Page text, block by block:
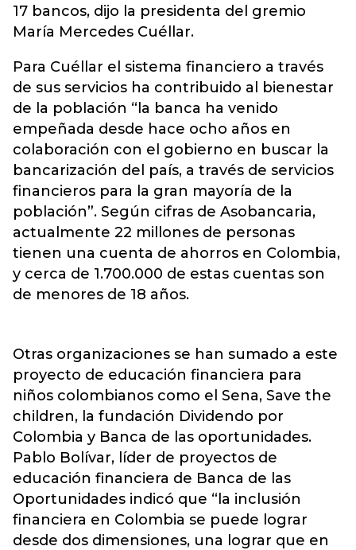
17 bancos, dijo la presidenta del gremio
María Mercedes Cuéllar.
Para Cuéllar el sistema financiero a través
de sus servicios ha contribuido al bienestar
de la población “la banca ha venido
empeñada desde hace ocho años en
colaboración con el gobierno en buscar la
bancarización del país, a través de servicios
financieros para la gran mayoría de la
población”. Según cifras de Asobancaria,
actualmente 22 millones de personas
tienen una cuenta de ahorros en Colombia,
y cerca de 1.700.000 de estas cuentas son
de menores de 18 años.
Otras organizaciones se han sumado a este
proyecto de educación financiera para
niños colombianos como el Sena, Save the
children, la fundación Dividendo por
Colombia y Banca de las oportunidades.
Pablo Bolívar, líder de proyectos de
educación financiera de Banca de las
Oportunidades indicó que “la inclusión
financiera en Colombia se puede lograr
desde dos dimensiones, una lograr que en